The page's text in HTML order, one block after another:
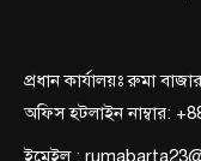
প্রধান কার্যালয়ঃ রুমা
অফিস হটলাইন নাম্বার:
ইমেইল :